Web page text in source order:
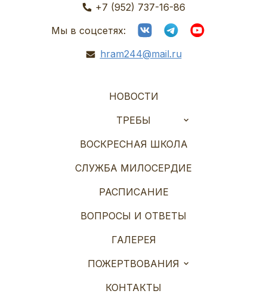
+7 (952) 737-16-86
Мы в соцсетях:
hram244@mail.ru
НОВОСТИ
ТРЕБЫ
ВОСКРЕСНАЯ ШКОЛА
СЛУЖБА МИЛОСЕРДИЕ
РАСПИСАНИЕ
ВОПРОСЫ И ОТВЕТЫ
ГАЛЕРЕЯ
ПОЖЕРТВОВАНИЯ
КОНТАКТЫ